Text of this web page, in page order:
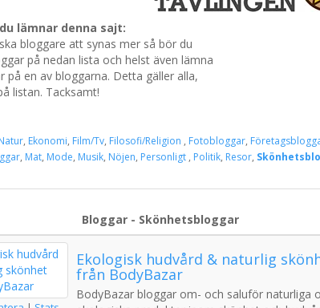
lämnar denna sajt:
bloggare att synas mer så bör du
på nedan lista och helst även lämna
på en av bloggarna. Detta gäller alla,
listan. Tacksamt!
, Ekonomi, Film/Tv, Filosofi/Religion , Fotobloggar,
, Mat, Mode, Musik, Nöjen, Personligt , Politik, Resor,
Bloggar - Skönhetsbloggar
Ekologisk hudvård & naturlig
från BodyBazar
BodyBazar bloggar om- och saluför naturliga